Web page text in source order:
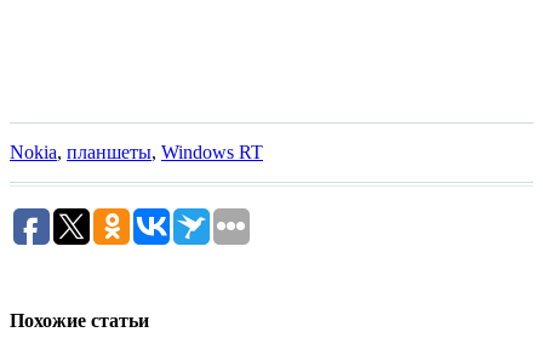
Nokia, планшеты, Windows RT
Похожие статьи